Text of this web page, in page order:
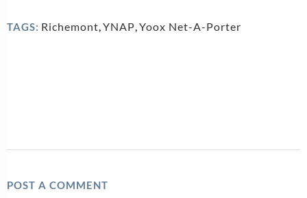
TAGS: Richemont,YNAP,Yoox Net-A-Porter
POST A COMMENT